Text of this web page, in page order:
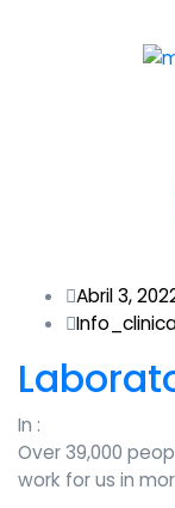
Abril 3,
In :
Over 39,000
work for us in